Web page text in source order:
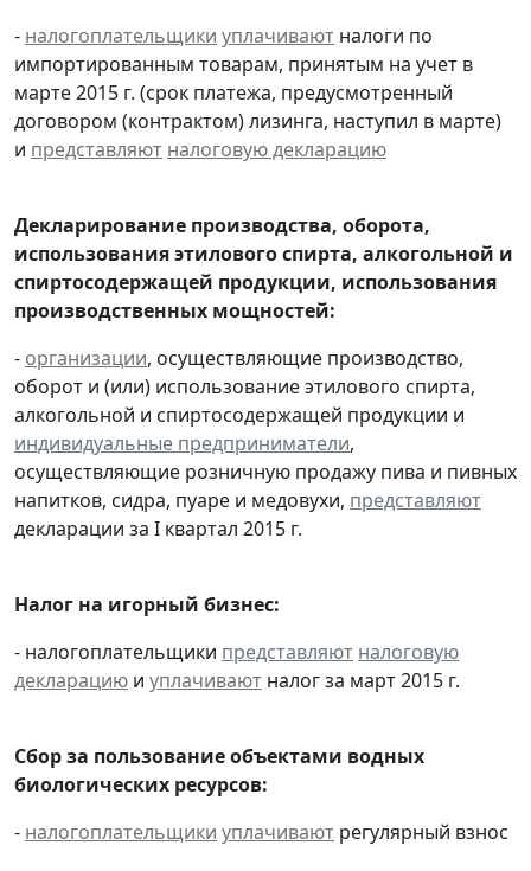
- налогоплательщики уплачивают налоги по
импортированным товарам, принятым на учет в
марте 2015 г. (срок платежа, предусмотренный
договором (контрактом) лизинга, наступил в марте)
и представляют налоговую декларацию
Декларирование производства, оборота,
использования этилового спирта, алкогольной и
спиртосодержащей продукции, использования
производственных мощностей:
- организации, осуществляющие производство,
оборот и (или) использование этилового спирта,
алкогольной и спиртосодержащей продукции и
индивидуальные предприниматели,
осуществляющие розничную продажу пива и пивных
напитков, сидра, пуаре и медовухи, представляют
декларации за I квартал 2015 г.
Налог на игорный бизнес:
- налогоплательщики представляют налоговую
декларацию и уплачивают налог за март 2015 г.
Сбор за пользование объектами водных
биологических ресурсов:
- налогоплательщики уплачивают регулярный взнос